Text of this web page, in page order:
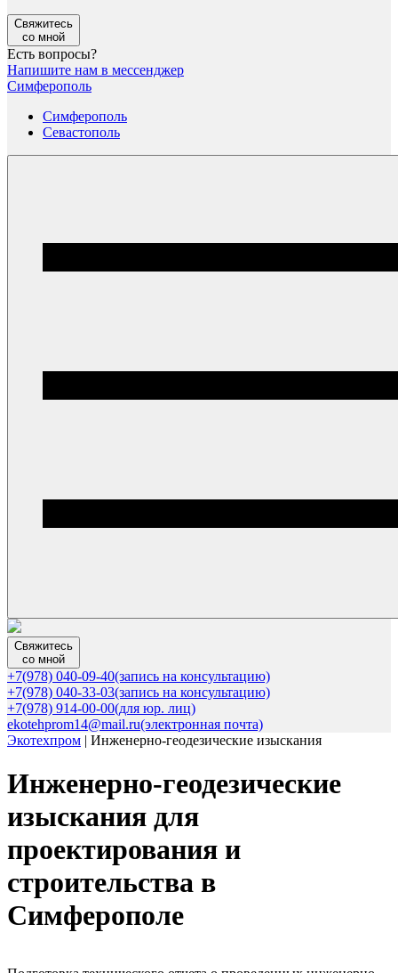
Свяжитесь
со мной
Есть вопросы?
Напишите нам в мессенджер
Симферополь
Симферополь
Севастополь
Свяжитесь
со мной
+7(978) 040-09-40(запись на консультацию)
+7(978) 040-33-03(запись на консультацию)
+7(978) 914-00-00(для юр. лиц)
ekotehprom14@mail.ru(электронная почта)
Экотехпром | Инженерно-геодезические изыскания
Инженерно-геодезические
изыскания для
проектирования и
строительства в
Симферополе